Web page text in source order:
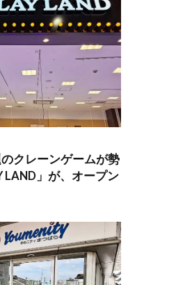
クレーンゲームが勢
LAND」が、オープン